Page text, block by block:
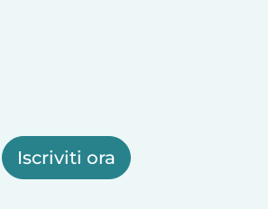
Iscriviti ora